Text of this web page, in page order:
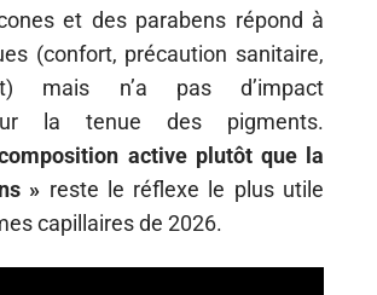
et des parabens répond à
(confort, précaution sanitaire,
mais n’a pas d’impact
la tenue des pigments.
active plutôt que la
» reste le réflexe le plus utile
capillaires de 2026.